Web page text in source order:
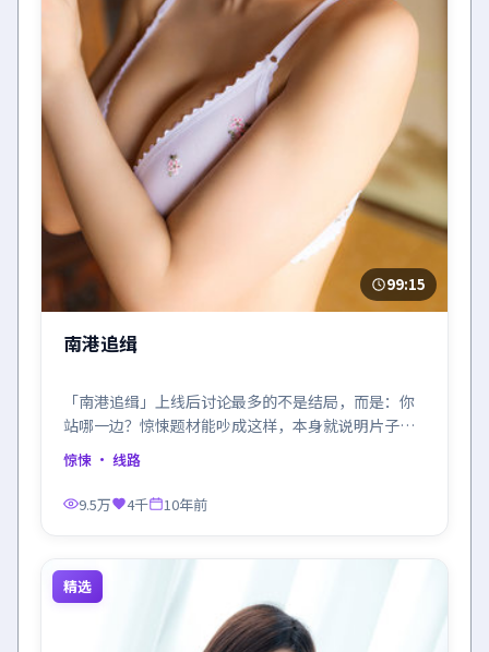
99:15
南港追缉
「南港追缉」上线后讨论最多的不是结局，而是：你
站哪一边？惊悚题材能吵成这样，本身就说明片子成
了。
惊悚 · 线路
9.5万 4千 10年前
精选